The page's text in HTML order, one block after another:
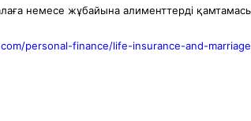
немесе жұбайына алименттерді
personal-finance/life-insurance-and-